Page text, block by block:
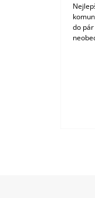
do pár